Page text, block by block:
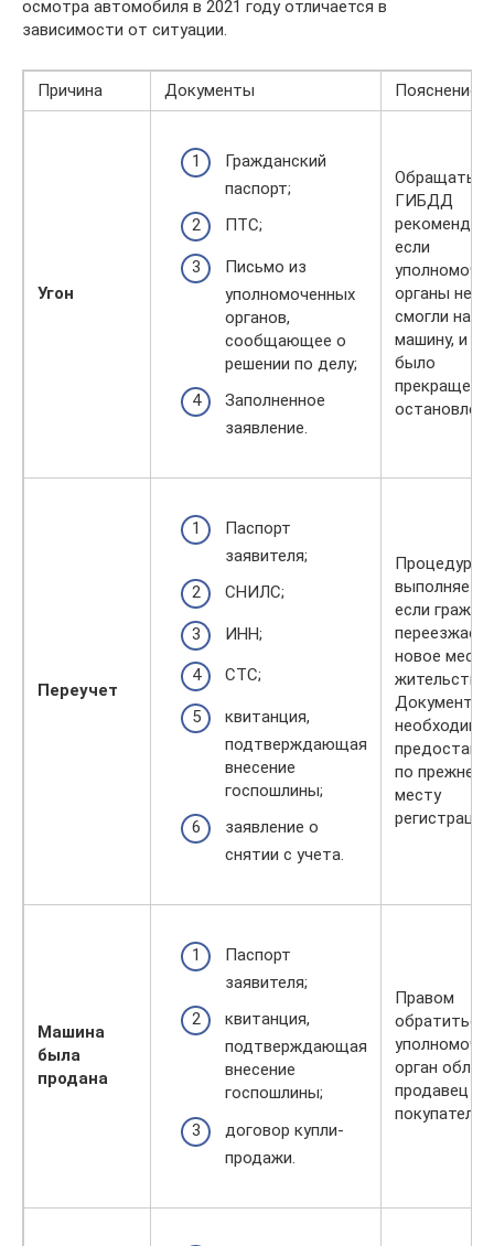
осмотра автомобиля в 2021 году отличается в
зависимости от ситуации.
Причина Документы Пояснение
Угон
Гражданский
паспорт;
ПТС;
Письмо из
уполномоченных
органов,
сообщающее о
решении по делу;
Заполненное
заявление.
ГИБДД
если
органы не
смогли
машину, и
было
прекращено
Переучет
Паспорт
заявителя;
СНИЛС;
ИНН;
СТС;
квитанция,
подтверждающая
внесение
госпошлины;
заявление о
снятии с учета.
Процедура
если
переезжает
новое место
жительства.
Документы
необходимо
по прежнему
месту
регистрации.
Машина
была
продана
Паспорт
заявителя;
квитанция,
подтверждающая
внесение
госпошлины;
договор купли-
продажи.
Правом
обратиться
орган
продавец и
покупатель.